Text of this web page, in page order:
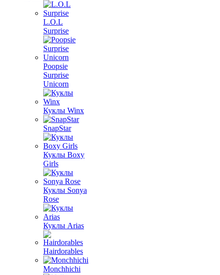
L.O.L
Surprise
Poopsie
Surprise
Unicorn
Куклы Winx
SnapStar
Куклы Boxy
Girls
Куклы Sonya
Rose
Куклы Arias
Hairdorables
Monchhichi